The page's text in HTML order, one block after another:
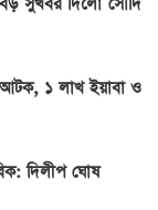
আটক, ১ লাখ ইয়াবা ও
দিলীপ ঘোষ